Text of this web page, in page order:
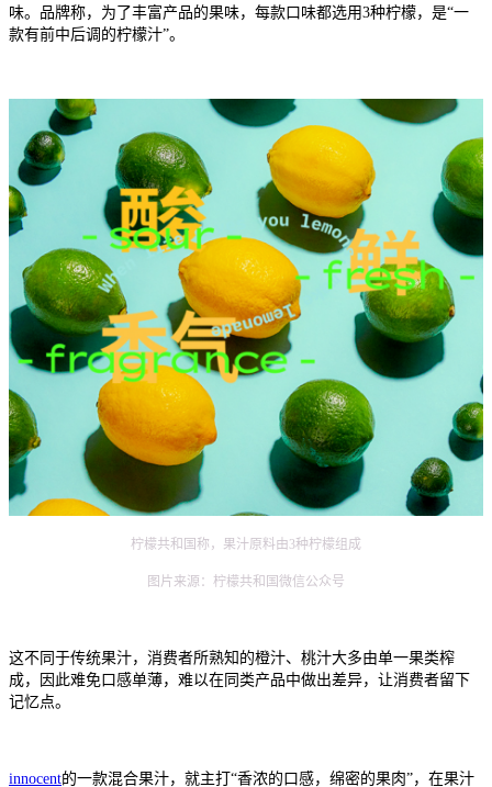
味。品牌称，为了丰富产品的果味，每款口味都选用3种柠檬，是“一
款有前中后调的柠檬汁”。
柠檬共和国称，果汁原料由3种柠檬组成
图片来源：柠檬共和国微信公众号
这不同于传统果汁，消费者所熟知的橙汁、桃汁大多由单一果类榨
成，因此难免口感单薄，难以在同类产品中做出差异，让消费者留下
记忆点。
innocent的一款混合果汁，就主打“香浓的口感，绵密的果肉”，在果汁